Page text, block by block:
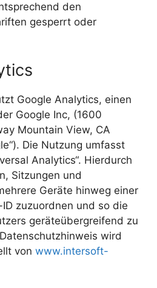
den
gesperrt oder
Google Analytics, einen
Google Inc, (1600
Mountain View, CA
Die Nutzung umfasst
Analytics“. Hierdurch
Sitzungen und
Geräte hinweg einer
zuzuordnen und so die
geräteübergreifend zu
wird
von www.intersoft-